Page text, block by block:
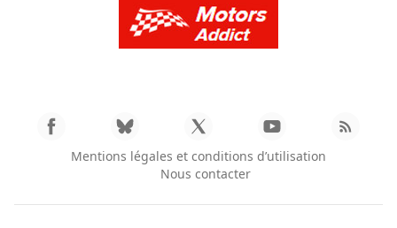
Mentions légales et conditions d’utilisation
Nous contacter